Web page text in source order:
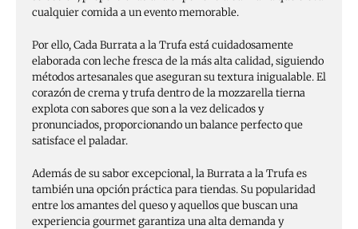
cualquier comida a un evento memorable.
Por ello, Cada Burrata a la Trufa está cuidadosamente
elaborada con leche fresca de la más alta calidad, siguiendo
métodos artesanales que aseguran su textura inigualable. El
corazón de crema y trufa dentro de la mozzarella tierna
explota con sabores que son a la vez delicados y
pronunciados, proporcionando un balance perfecto que
satisface el paladar.
Además de su sabor excepcional, la Burrata a la Trufa es
también una opción práctica para tiendas. Su popularidad
entre los amantes del queso y aquellos que buscan una
experiencia gourmet garantiza una alta demanda y